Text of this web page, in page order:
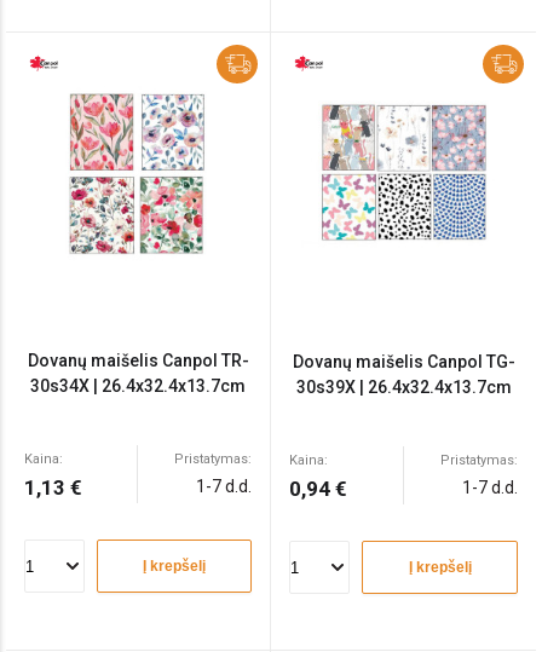
Dovanų maišelis Canpol TR-
30s34X | 26.4x32.4x13.7cm
Kaina:
1,13 €
Pristatymas:
1-7 d.d.
Į krepšelį
Dovanų maišelis Canpol TG-
30s39X | 26.4x32.4x13.7cm
Kaina:
0,94 €
Pristatymas:
1-7 d.d.
Į krepšelį